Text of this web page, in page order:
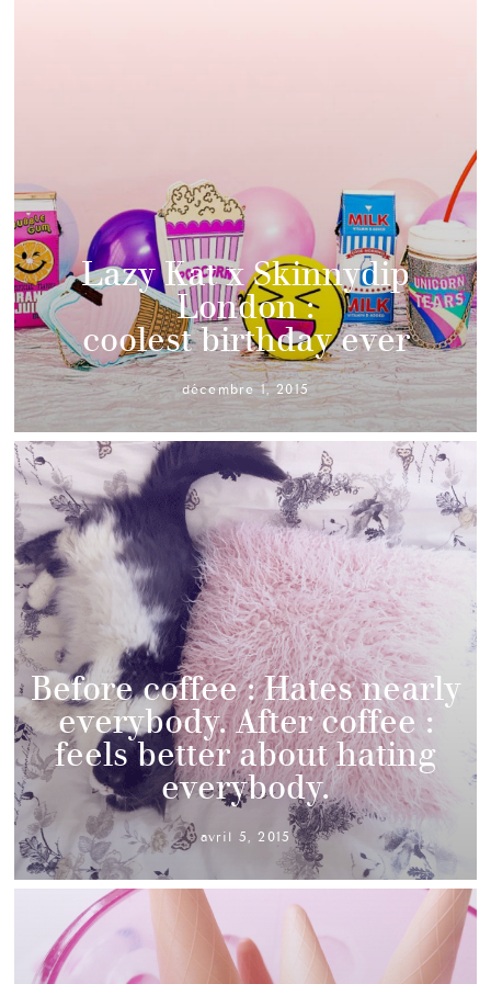
Lazy Kat x Skinnydip
London :
coolest birthday ever
décembre 1, 2015
Before coffee : Hates nearly
everybody. After coffee :
feels better about hating
everybody.
avril 5, 2015